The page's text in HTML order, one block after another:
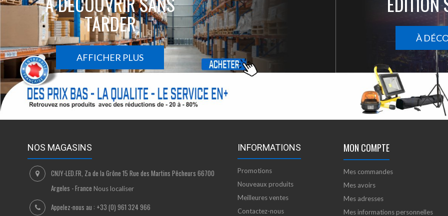
TARDER
AFFICHER PLUS
À
NOS MAGASINS
CNJY-LED.FR, Za de la Grône 15 Rue des Martins Pêcheurs 66700
Argeles - France Nous localiser
Appelez-nous au : +33 (0) 961 324 966
INFORMATIONS
Promotions
Nouveaux produits
Meilleures ventes
Contactez-nous
MON COMPTE
Mes commandes
Mes avoirs
Mes adresses
Mes informations personnelles